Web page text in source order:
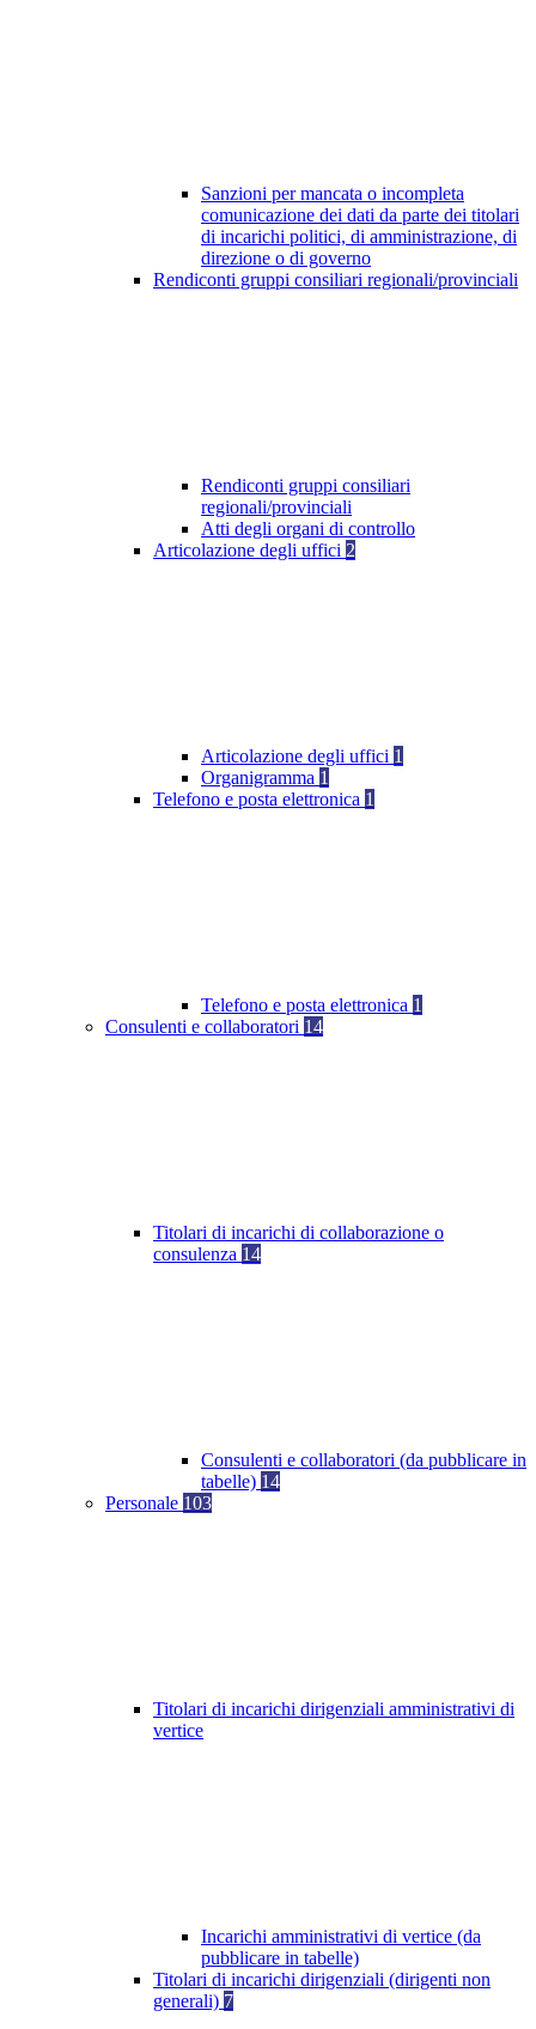
Sanzioni per mancata o incompleta
comunicazione dei dati da parte dei titolari
di incarichi politici, di amministrazione, di
direzione o di governo
Rendiconti gruppi consiliari regionali/provinciali
Rendiconti gruppi consiliari
regionali/provinciali
Atti degli organi di controllo
Articolazione degli uffici 2
Articolazione degli uffici 1
Organigramma 1
Telefono e posta elettronica 1
Telefono e posta elettronica 1
Consulenti e collaboratori 14
Titolari di incarichi di collaborazione o
consulenza 14
Consulenti e collaboratori (da pubblicare in
tabelle) 14
Personale 103
Titolari di incarichi dirigenziali amministrativi di
vertice
Incarichi amministrativi di vertice (da
pubblicare in tabelle)
Titolari di incarichi dirigenziali (dirigenti non
generali) 7